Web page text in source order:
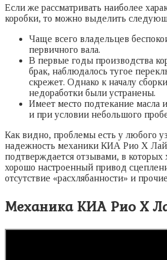
Если же рассматривать наиболее
коробки, то можно выделить
Чаще всего владельцев
первичного вала.
В первые годы производства
брак, наблюдалось тугое
скрежет. Однако к началу
недоработки были устранены.
Имеет место подтекание масла
и при условии небольшого
Как видно, проблемы есть у любого
надежность механики КИА Рио Х
подтверждается отзывами, в которых
хорошо настроенный привод
отсутствие «расхлябанности» и
Механика КИА Рио Х